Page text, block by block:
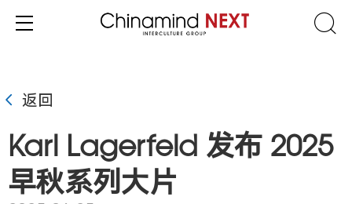
返回
Karl Lagerfeld 发布 2025
早秋系列大片